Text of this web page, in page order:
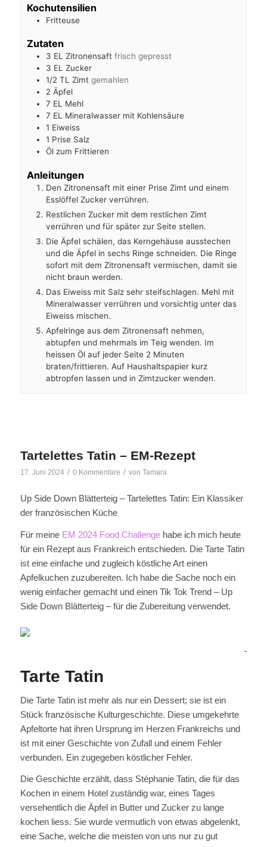
Kochutensilien
Fritteuse
Zutaten
3 EL Zitronensaft frisch gepresst
3 EL Zucker
1/2 TL Zimt gemahlen
2 Äpfel
7 EL
Mehl
7 EL
Mineralwasser mit Kohlensäure
1 Eiweiss
1 Prise Salz
Öl zum Frittieren
Anleitungen
Den Zitronensaft mit einer Prise Zimt und einem
Esslöffel Zucker verrühren.
Restlichen Zucker mit dem restlichen Zimt
verrühren und für später zur Seite stellen.
Die Äpfel schälen, das Kerngehäuse ausstechen
und die Äpfel in sechs Ringe schneiden. Die Ringe
sofort mit dem Zitronensaft vermischen, damit sie
nicht braun werden.
Das Eiweiss mit Salz sehr steifschlagen. Mehl mit
Mineralwasser verrühren und vorsichtig unter das
Eiweiss mischen.
Apfelringe aus dem Zitronensaft nehmen,
abtupfen und mehrmals im Teig wenden. Im
heissen Öl auf jeder Seite 2 Minuten
braten/frittieren. Auf Haushaltspapier kurz
abtropfen lassen und in Zimtzucker wenden.
Tartelettes Tatin – EM-Rezept
17. Juni 2024 / 0 Kommentare / von Tamara
Up Side Down Blätterteig – Tartelettes Tatin: Ein Klassiker
der französischen Küche
Für meine EM 2024 Food Challengehabe ich mich heute
für ein Rezept aus Frankreich entschieden. Die Tarte Tatin
ist eine einfache und zugleich köstliche Art einen
Apfelkuchen zuzubereiten. Ich habe die Sache noch ein
wenig einfacher gemacht und einen Tik Tok Trend – Up
Side Down Blätterteig – für die Zubereitung verwendet.
Tarte Tatin
Die Tarte Tatin ist mehr als nur ein Dessert; sie ist ein
Stück französische Kulturgeschichte. Diese umgekehrte
Apfeltorte hat ihren Ursprung im Herzen Frankreichs und
ist mit einer Geschichte von Zufall und einem Fehler
verbunden. Ein zugegeben köstlicher Fehler.
Die Geschichte erzählt, dass Stéphanie Tatin, die für das
Kochen in einem Hotel zuständig war, eines Tages
versehentlich die Äpfel in Butter und Zucker zu lange
kochen liess. Sie wurde vermutlich von etwas abgelenkt,
eine Sache, welche die meisten von uns nur zu gut